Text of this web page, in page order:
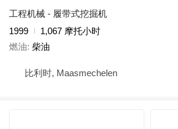
工程机械 - 履带式挖掘机
1999
1,067 摩托小时
燃油 柴油
比利时, Maasmechelen